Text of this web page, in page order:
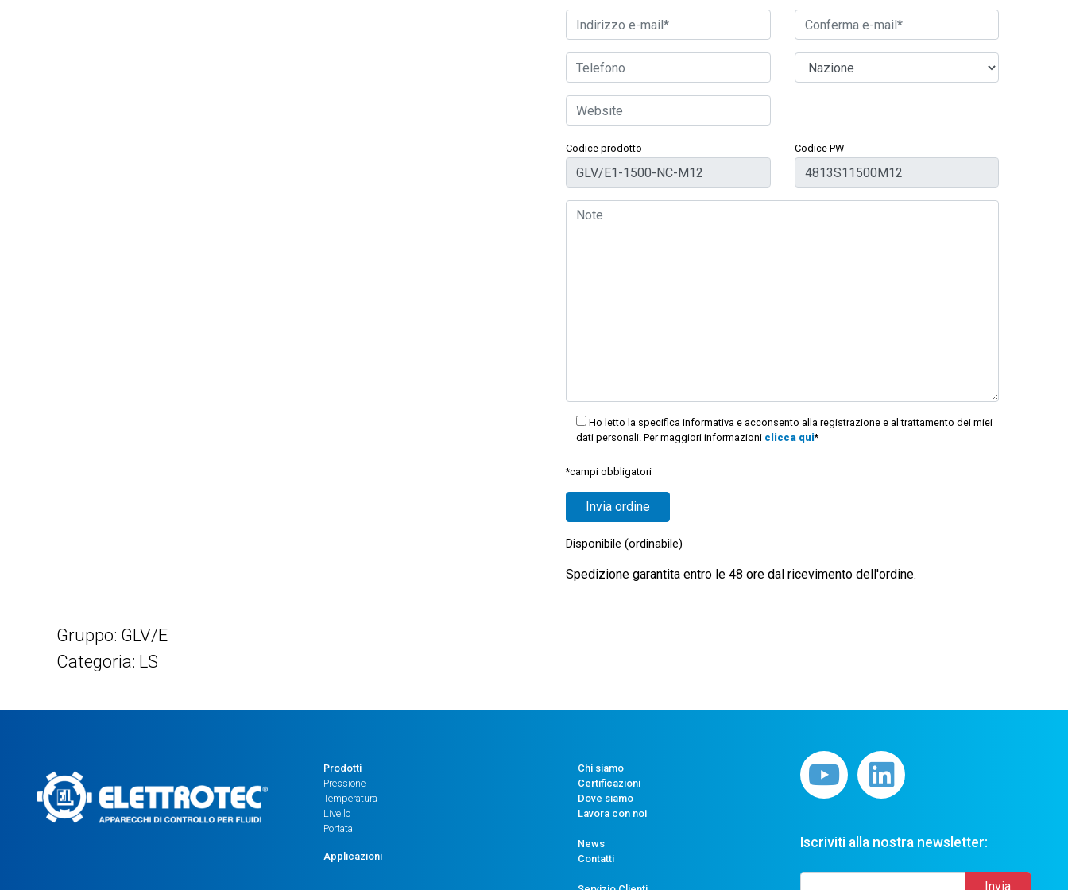
Codice prodotto Codice PW
Ho letto la specifica informativa e acconsento alla registrazione e al trattamento dei miei
dati personali. Per maggiori informazioni clicca qui*
*campi obbligatori
Disponibile (ordinabile)
Spedizione garantita entro le 48 ore dal ricevimento dell'ordine.
Gruppo: GLV/E
Categoria: LS
Prodotti
Pressione
Temperatura
Livello
Portata
Applicazioni
Chi siamo
Certificazioni
Dove siamo
Lavora con noi
News
Contatti
Iscriviti alla nostra newsletter: